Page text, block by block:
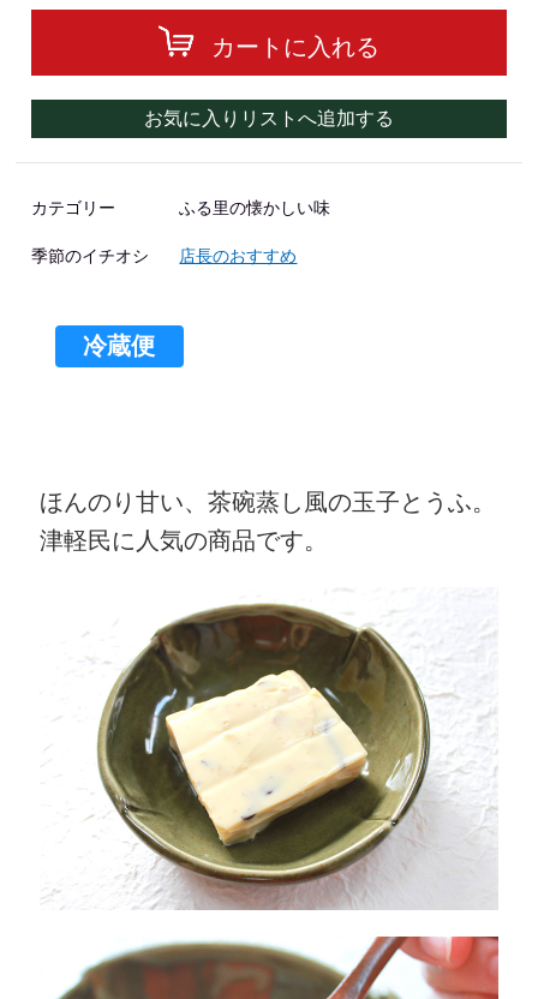
カートに入れる
お気に入りリストへ追加する
カテゴリー ふる里の懐かしい味
季節のイチオシ 店長のおすすめ
冷蔵便
ほんのり甘い、茶碗蒸し風の玉子とうふ。
津軽民に人気の商品です。